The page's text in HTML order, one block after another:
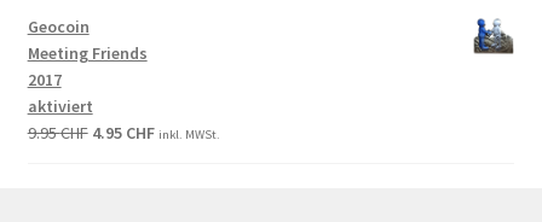
Geocoin
Meeting Friends
2017
aktiviert
9.95CHF 4.95 CHF inkl. MWSt.